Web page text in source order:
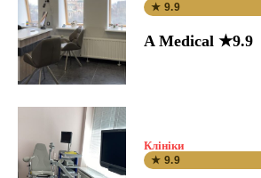
★ 9.9
A Medical ★9.9
Клініки
★ 9.9